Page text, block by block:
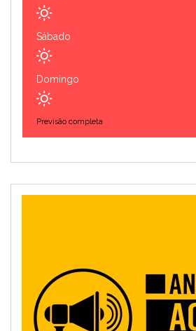
Sábado
Domingo
Previsão completa